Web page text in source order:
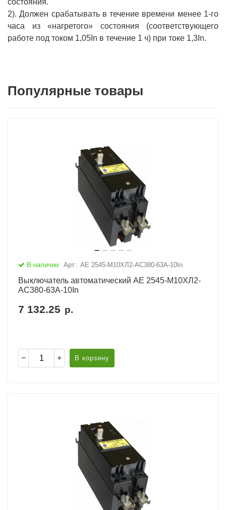
состояния.
2). Должен срабатывать в течение времени менее 1-го
часа из «нагретого» состояния (соответствующего
работе под током 1,05In в течение 1 ч) при токе 1,3In.
Популярные товары
В наличии Арт.: АЕ 2545-М10ХЛ2-AC380-63А-10In
Выключатель автоматический АЕ 2545-М10ХЛ2-
AC380-63А-10In
7 132.25 р.
В корзину